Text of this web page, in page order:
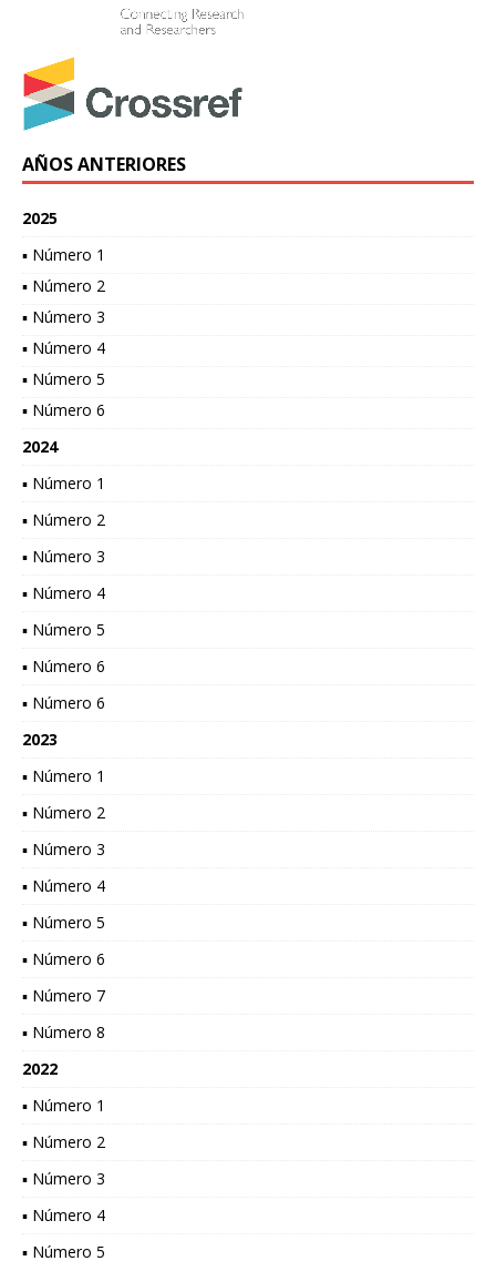
AÑOS ANTERIORES
2025
▪ Número 1
▪ Número 2
▪ Número 3
▪ Número 4
▪ Número 5
▪ Número 6
2024
▪ Número 1
▪ Número 2
▪ Número 3
▪ Número 4
▪ Número 5
▪ Número 6
▪ Número 6
2023
▪ Número 1
▪ Número 2
▪ Número 3
▪ Número 4
▪ Número 5
▪ Número 6
▪ Número 7
▪ Número 8
2022
▪ Número 1
▪ Número 2
▪ Número 3
▪ Número 4
▪ Número 5